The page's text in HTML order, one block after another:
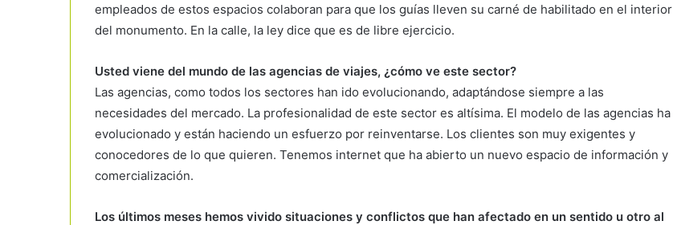
empleados de estos espacios colaboran para que los guías lleven su carné de habilitado en el interior
del monumento. En la calle, la ley dice que es de libre ejercicio.
Usted viene del mundo de las agencias de viajes, ¿cómo ve este sector?
Las agencias, como todos los sectores han ido evolucionando, adaptándose siempre a las
necesidades del mercado. La profesionalidad de este sector es altísima. El modelo de las agencias ha
evolucionado y están haciendo un esfuerzo por reinventarse. Los clientes son muy exigentes y
conocedores de lo que quieren. Tenemos internet que ha abierto un nuevo espacio de información y
comercialización.
Los últimos meses hemos vivido situaciones y conflictos que han afectado en un sentido u otro al